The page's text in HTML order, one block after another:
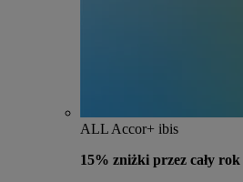
ALL Accor+ ibis
15% zniżki przez cały rok